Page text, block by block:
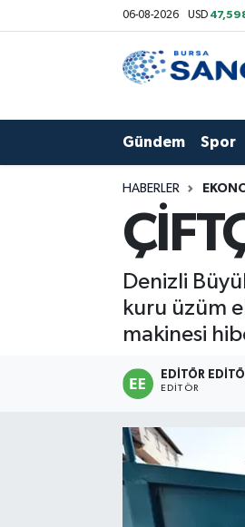
06-08-2026 USD
Gündem Spor
HABERLER
Denizli
kuru üzüm
makinesi
EDITÖR
EDITÖR
Hava Durumu
Son Dakika Haberleri
Haber Arşivi